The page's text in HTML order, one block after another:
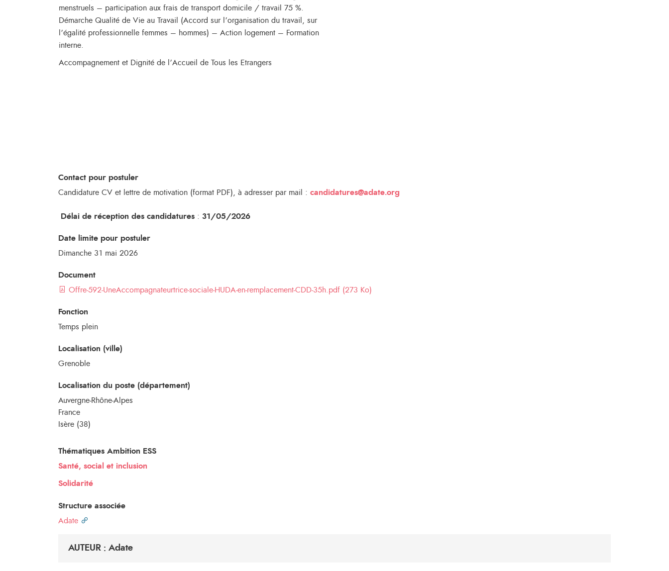
menstruels – participation aux frais de transport domicile / travail 75 %.
Démarche Qualité de Vie au Travail (Accord sur l’organisation du travail, sur
l’égalité professionnelle femmes – hommes) – Action logement – Formation
interne.
Accompagnement et Dignité de l’Accueil de Tous les Etrangers
Contact pour postuler
Candidature CV et lettre de motivation (format PDF), à adresser par mail : candidatures@adate.org
Délai de réception des candidatures : 31/05/2026
Date limite pour postuler
Dimanche 31 mai 2026
Document
Offre-592-UneAccompagnateurtrice-sociale-HUDA-en-remplacement-CDD-35h.pdf (273 Ko)
Fonction
Temps plein
Localisation (ville)
Grenoble
Localisation du poste (département)
Auvergne-Rhône-Alpes
France
Isère (38)
Thématiques Ambition ESS
Santé, social et inclusion
Solidarité
Structure associée
Adate
AUTEUR : Adate